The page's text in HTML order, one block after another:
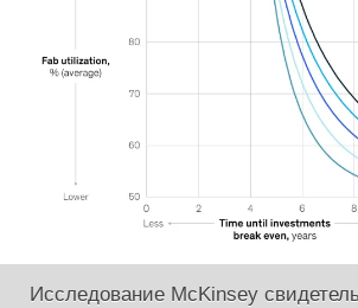
Исследование McKinsey